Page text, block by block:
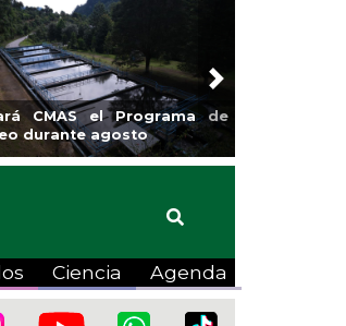
Coatza Vive el Verano
con cine, actividades
y expo
Next
Ciencia Agenda